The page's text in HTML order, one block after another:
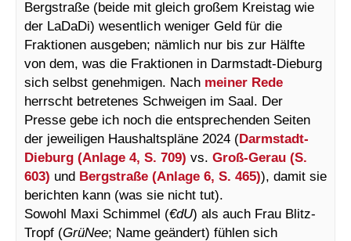
Bergstraße (beide mit gleich großem Kreistag wie
der LaDaDi) wesentlich weniger Geld für die
Fraktionen ausgeben; nämlich nur bis zur Hälfte
von dem, was die Fraktionen in Darmstadt-Dieburg
sich selbst genehmigen. Nach meiner Rede
herrscht betretenes Schweigen im Saal. Der
Presse gebe ich noch die entsprechenden Seiten
der jeweiligen Haushaltspläne 2024 (Darmstadt-
Dieburg (Anlage 4, S. 709) vs. Groß-Gerau (S.
603) und Bergstraße (Anlage 6, S. 465)), damit sie
berichten kann (was sie nicht tut).
Sowohl Maxi Schimmel (€dU) als auch Frau Blitz-
Tropf (GrüNee; Name geändert) fühlen sich